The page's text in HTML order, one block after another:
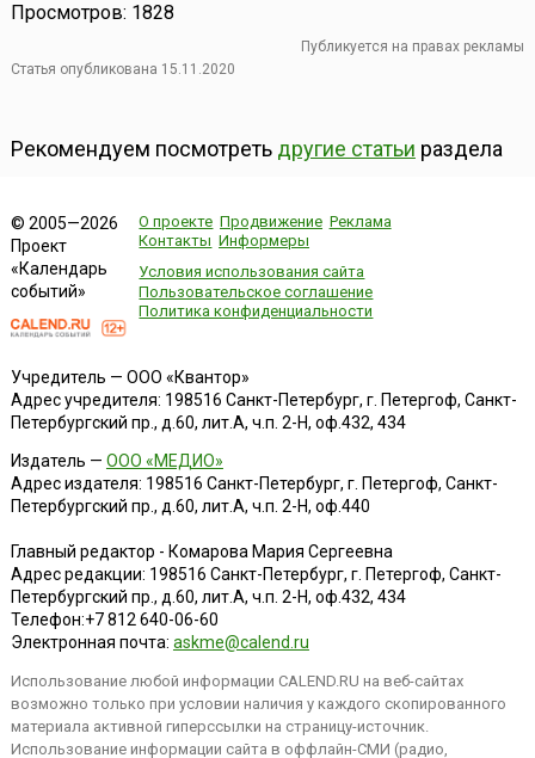
Просмотров: 1828
Публикуется на правах рекламы
Статья опубликована 15.11.2020
Рекомендуем посмотреть другие статьи раздела
© 2005—2026
Проект
«Календарь
событий»
О проекте Продвижение Реклама
Контакты Информеры
Условия использования сайта
Пользовательское соглашение
Политика конфиденциальности
Учредитель — ООО «Квантор»
Адрес учредителя: 198516 Санкт-Петербург, г. Петергоф, Санкт-
Петербургский пр., д.60, лит.А, ч.п. 2-Н, оф.432, 434
Издатель — ООО «МЕДИО»
Адрес издателя: 198516 Санкт-Петербург, г. Петергоф, Санкт-
Петербургский пр., д.60, лит.А, ч.п. 2-Н, оф.440
Главный редактор - Комарова Мария Сергеевна
Адрес редакции: 198516 Санкт-Петербург, г. Петергоф, Санкт-
Петербургский пр., д.60, лит.А, ч.п. 2-Н, оф.432, 434
Телефон:+7 812 640-06-60
Электронная почта: askme@calend.ru
Использование любой информации CALEND.RU на веб-сайтах
возможно только при условии наличия у каждого скопированного
материала активной гиперссылки на страницу-источник.
Использование информации сайта в оффлайн-СМИ (радио,